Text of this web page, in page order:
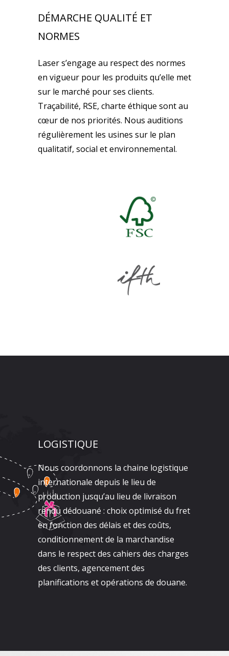
DÉMARCHE QUALITÉ ET
NORMES
Laser s’engage au respect des normes
en vigueur pour les produits qu’elle met
sur le marché pour ses clients.
Traçabilité, RSE, charte éthique sont au
cœur de nos priorités. Nous auditions
régulièrement les usines sur le plan
qualitatif, social et environnemental.
LOGISTIQUE
Nous coordonnons la chaine logistique
internationale depuis le lieu de
production jusqu’au lieu de livraison
rendu dédouané : choix optimisé du fret
en fonction des délais et des coûts,
conditionnement de la marchandise
dans le respect des cahiers des charges
des clients, agencement des
planifications et opérations de douane.